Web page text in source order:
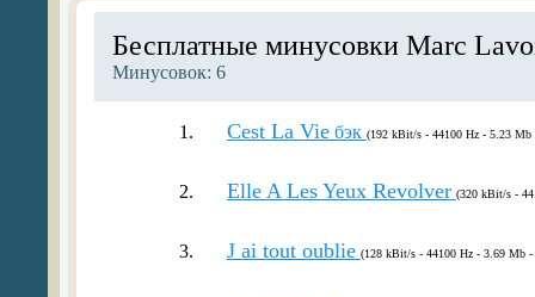
Бесплатные минусовки Marc
Минусовок: 6
1. Cest La Vieбэк (192 kBit/s - 44100 Hz - 5.23 Mb
2. Elle A Les Yeux Revolver (320 kBit/s -
3. J ai tout oublie (128 kBit/s - 44100 Hz - 3.69 Mb -